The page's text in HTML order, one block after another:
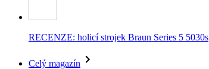
RECENZE: holicí strojek Braun Series 5 5030s
Celý magazín